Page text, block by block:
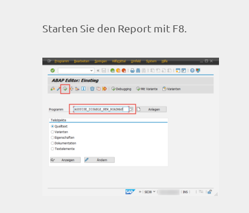
Starten Sie den Report mit F8.